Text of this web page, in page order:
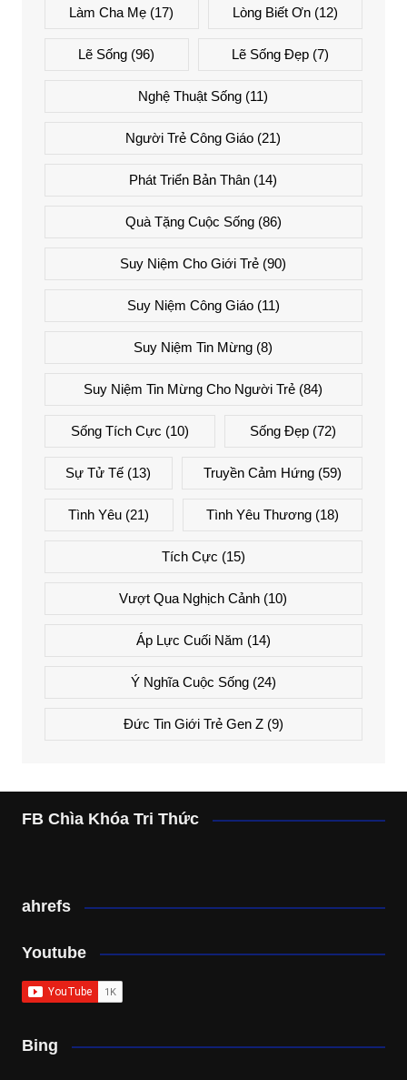
Làm Cha Mẹ (17) Lòng Biết Ơn(12)
Lẽ Sống (96) Lẽ Sống Đẹp(7)
Nghệ Thuật Sống (11)
Người Trẻ Công Giáo (21)
Phát Triển Bản Thân (14)
Quà Tặng Cuộc Sống(86)
Suy Niệm Cho Giới Trẻ (90)
Suy Niệm Công Giáo(11)
Suy Niệm Tin Mừng (8)
Suy Niệm Tin Mừng Cho Người Trẻ (84)
Sống Tích Cực (10) Sống Đẹp (72)
Sự Tử Tế (13) Truyền Cảm Hứng(59)
Tình Yêu (21) Tình Yêu Thương(18)
Tích Cực (15)
Vượt Qua Nghịch Cảnh (10)
Áp Lực Cuối Năm (14)
Ý Nghĩa Cuộc Sống(24)
Đức Tin Giới Trẻ Gen Z(9)
FB Chìa Khóa Tri Thức
ahrefs
Youtube
Bing